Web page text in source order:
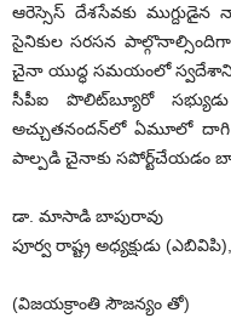
ఆరెస్సెస్ దేశసేవకు
సైనికుల సరసన పాల్గొనాల్సిందిగా
చైనా యుద్ధ సమయంలో
సీపీఐ పొలిట్‌బ్యూరో
అచ్చుతనందన్‌లో ఏమూలో దాగి
పాల్పడి చైనాకు సపోర్ట్‌చేయడం
డా. మాసాడి బాపురావు
పూర్వ రాష్ట్ర అధ్యక్షుడు
(విజయక్రాంతి సౌజన్యం తో)